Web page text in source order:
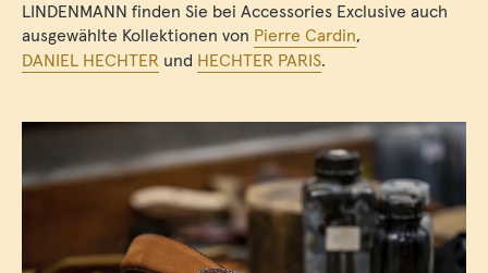
LINDENMANN finden Sie bei Accessories Exclusive auch
ausgewählte Kollektionen von Pierre Cardin,
DANIEL HECHTER und HECHTER PARIS.